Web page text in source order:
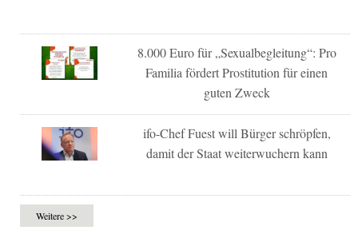
8.000 Euro für „Sexualbegleitung“: Pro
Familia fördert Prostitution für einen
guten Zweck
ifo-Chef Fuest will Bürger schröpfen,
damit der Staat weiterwuchern kann
Weitere >>